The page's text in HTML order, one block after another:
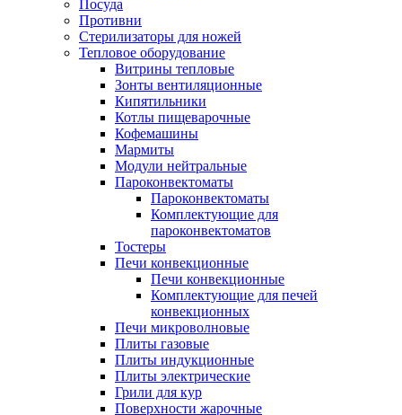
Посуда
Противни
Стерилизаторы для ножей
Тепловое оборудование
Витрины тепловые
Зонты вентиляционные
Кипятильники
Котлы пищеварочные
Кофемашины
Мармиты
Модули нейтральные
Пароконвектоматы
Пароконвектоматы
Комплектующие для
пароконвектоматов
Тостеры
Печи конвекционные
Печи конвекционные
Комплектующие для печей
конвекционных
Печи микроволновые
Плиты газовые
Плиты индукционные
Плиты электрические
Грили для кур
Поверхности жарочные